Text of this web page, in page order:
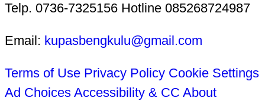
Telp. 0736-7325156 Hotline 085268724987
Email: kupasbengkulu@gmail.com
Terms of Use Privacy Policy Cookie Settings
Ad Choices Accessibility & CC About